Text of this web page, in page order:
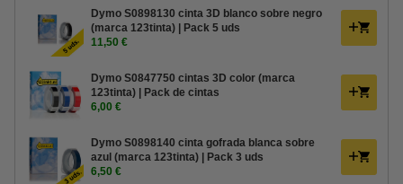
Dymo S0898130 cinta 3D blanco sobre negro
(marca 123tinta) | Pack 5 uds
11,50 €
Dymo S0847750 cintas 3D color (marca
123tinta) | Pack de cintas
6,00 €
Dymo S0898140 cinta gofrada blanca sobre
azul (marca 123tinta) | Pack 3 uds
6,50 €